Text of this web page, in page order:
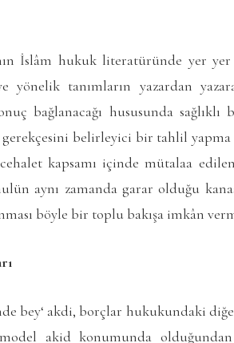
İslâm hukuk literatüründe yer
yönelik tanımların yazardan
bağlanacağı hususunda
gerekçesini belirleyici bir tahlil
kapsamı içinde mütalaa
aynı zamanda garar olduğu
böyle bir toplu bakışa imkân
bey‘ akdi, borçlar hukukundaki
model akid konumunda